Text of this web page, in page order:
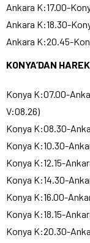
Ankara K:17.00-
Ankara K:18.30-
Ankara K:20.45-
KONYA’DAN
Konya K:07.00-
V:08.26)
Konya K:08.30-
Konya K:10.30-
Konya K:12.15-
Konya K:14.30-
Konya K:16.00-
Konya K:18.15-
Konya K:20.30-